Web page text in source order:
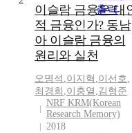
출력
이슬람 금융은 대
적 금융인가? 동남
아 이슬람 금융의
원리와 실천
오명석 ,이지혁 ,이선호,
최경희 ,이충열 ,김형준
NRF KRM(Korean
Research Memory)
2018